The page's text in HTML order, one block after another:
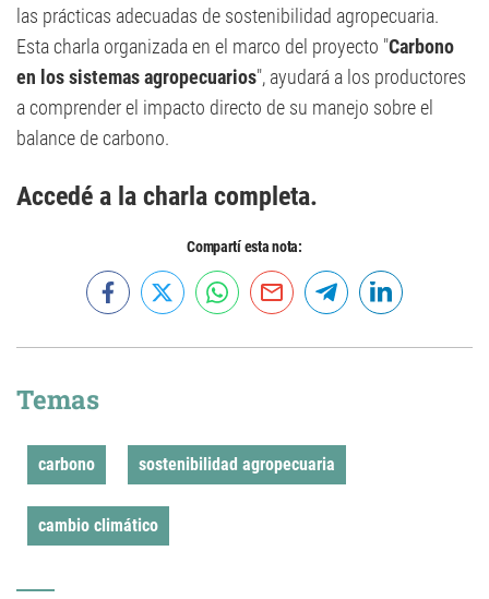
las prácticas adecuadas de sostenibilidad agropecuaria.
Esta charla organizada en el marco del proyecto "Carbono
en los sistemas agropecuarios", ayudará a los productores
a comprender el impacto directo de su manejo sobre el
balance de carbono.
Accedé a la charla completa.
Compartí esta nota:
Temas
carbono sostenibilidad agropecuaria
cambio climático